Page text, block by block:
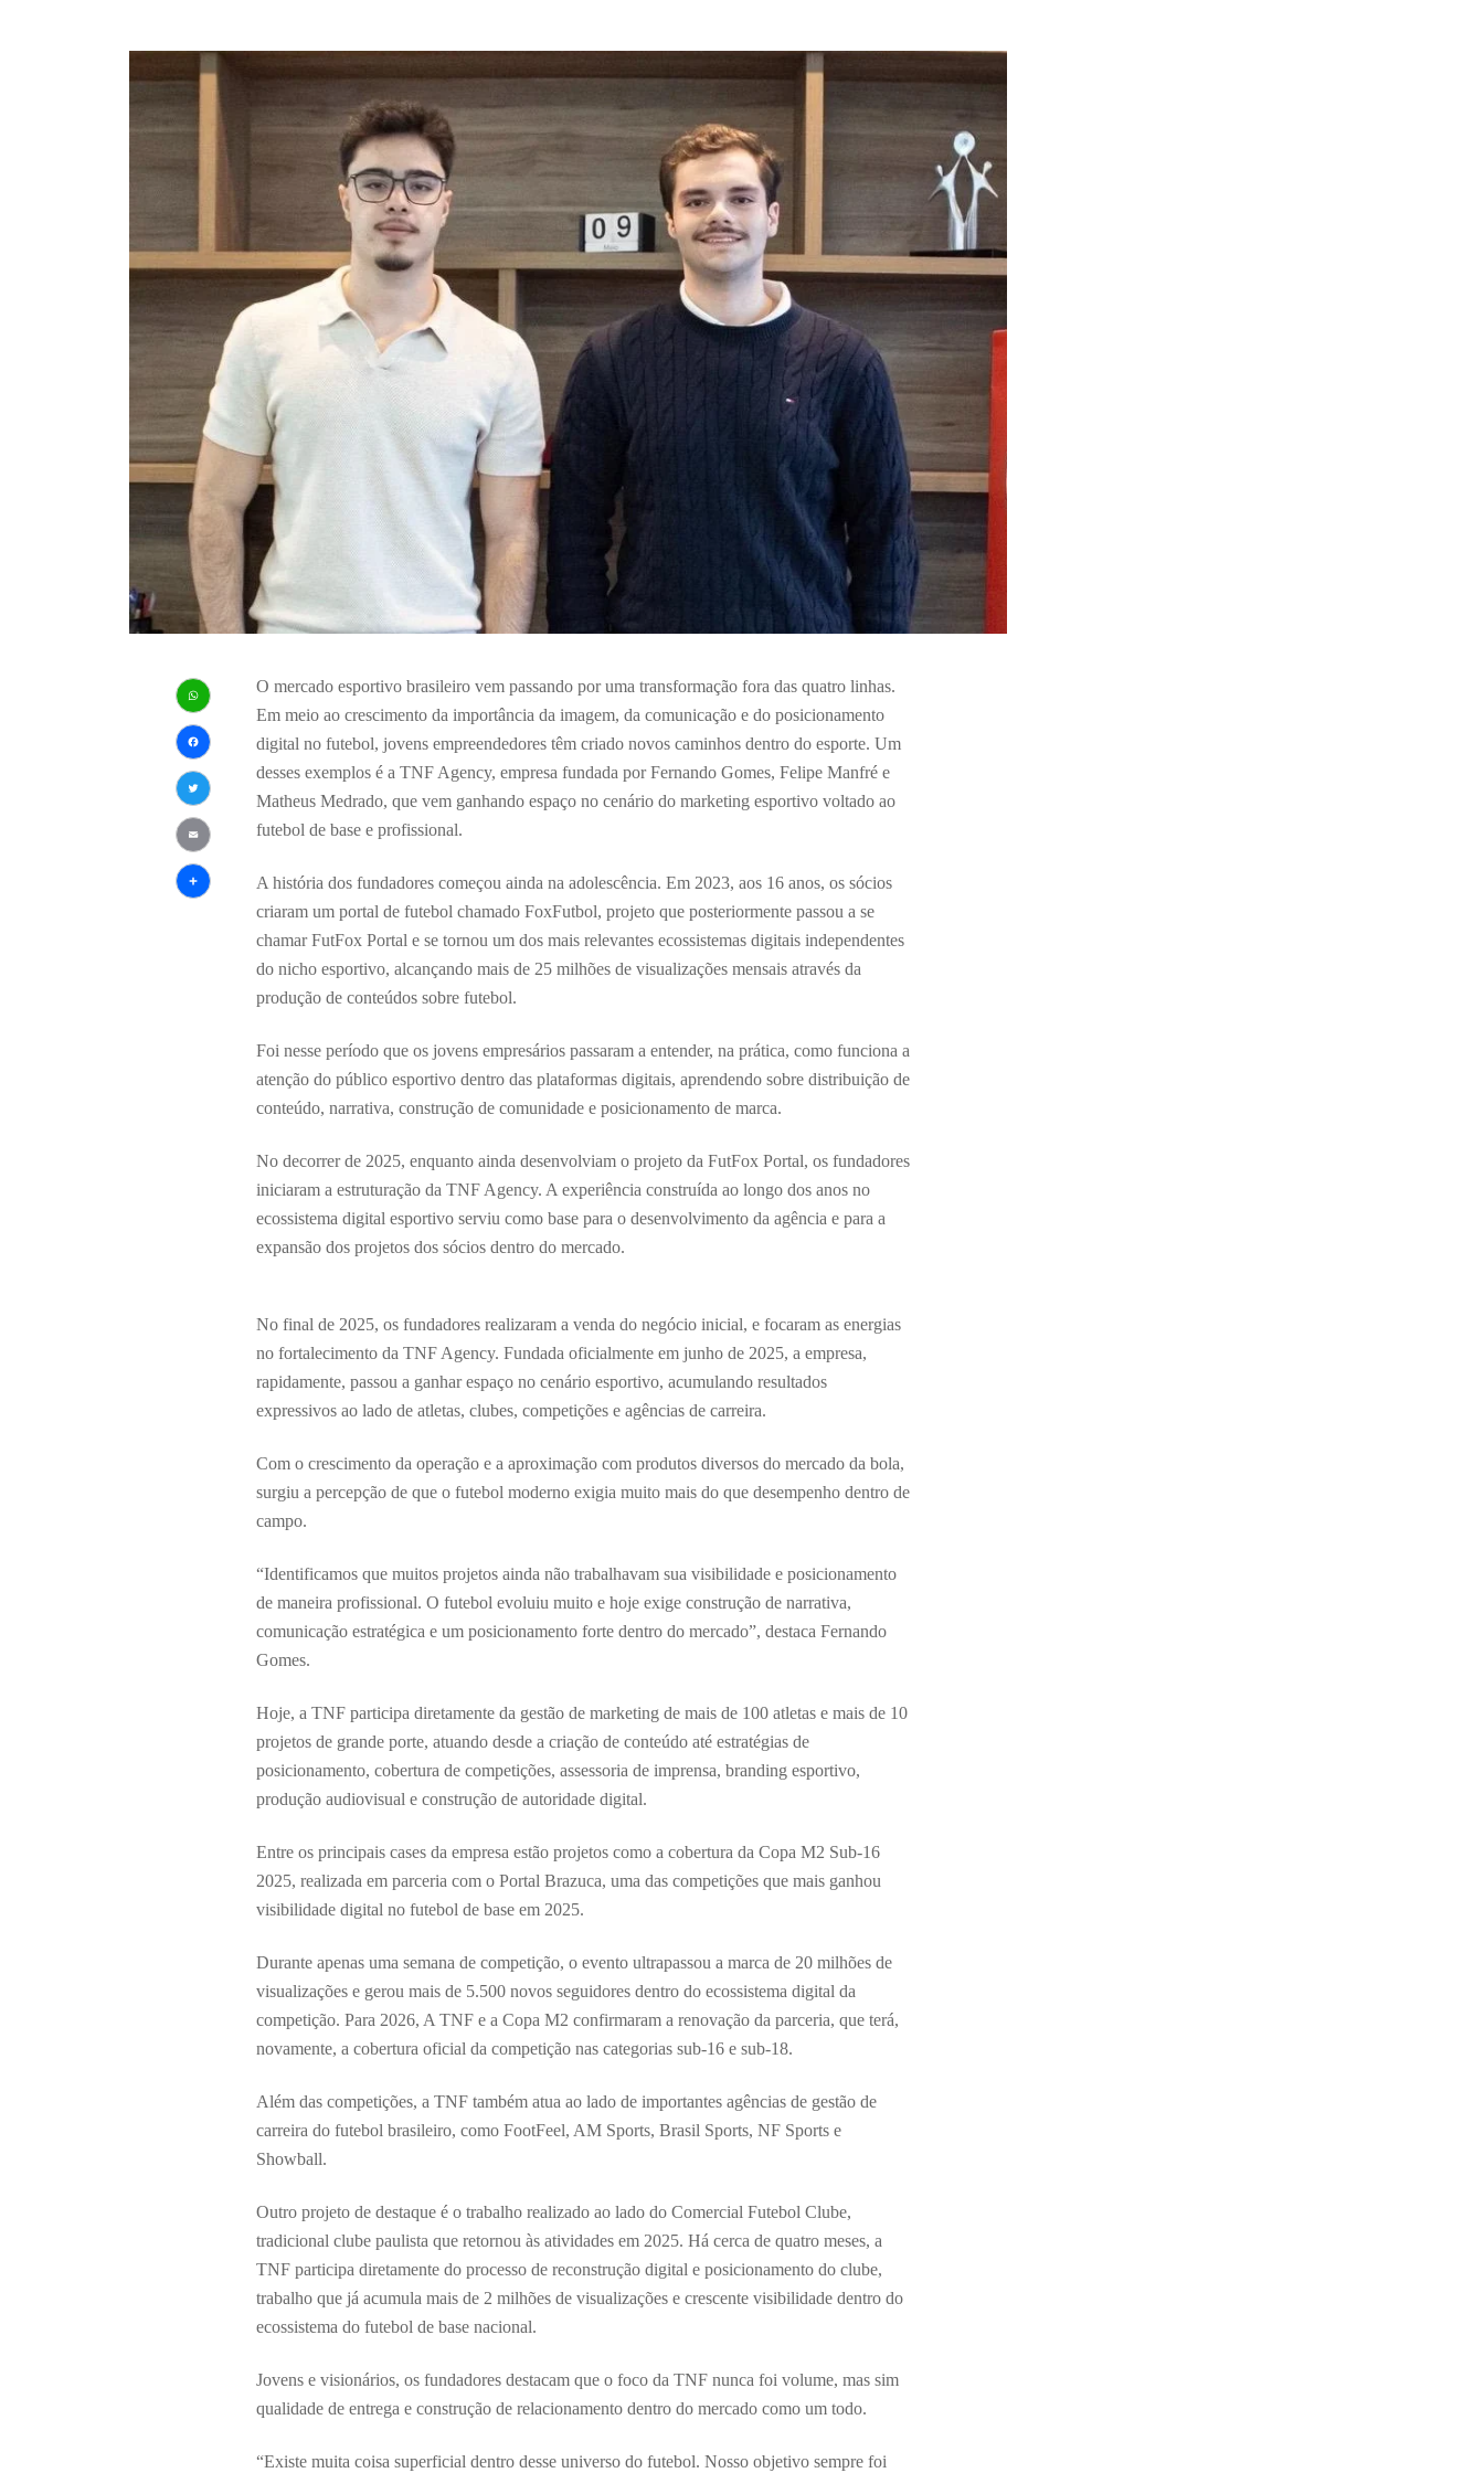
WhatsApp
Facebook
Twitter
Email
O mercado esportivo brasileiro vem passando por uma transformação fora das quatro linhas.
Em meio ao crescimento da importância da imagem, da comunicação e do posicionamento
digital no futebol, jovens empreendedores têm criado novos caminhos dentro do esporte. Um
desses exemplos é a TNF Agency, empresa fundada por Fernando Gomes, Felipe Manfré e
Matheus Medrado, que vem ganhando espaço no cenário do marketing esportivo voltado ao
futebol de base e profissional.
A história dos fundadores começou ainda na adolescência. Em 2023, aos 16 anos, os sócios
criaram um portal de futebol chamado FoxFutbol, projeto que posteriormente passou a se
chamar FutFox Portal e se tornou um dos mais relevantes ecossistemas digitais independentes
do nicho esportivo, alcançando mais de 25 milhões de visualizações mensais através da
produção de conteúdos sobre futebol.
Foi nesse período que os jovens empresários passaram a entender, na prática, como funciona a
atenção do público esportivo dentro das plataformas digitais, aprendendo sobre distribuição de
conteúdo, narrativa, construção de comunidade e posicionamento de marca.
No decorrer de 2025, enquanto ainda desenvolviam o projeto da FutFox Portal, os fundadores
iniciaram a estruturação da TNF Agency. A experiência construída ao longo dos anos no
ecossistema digital esportivo serviu como base para o desenvolvimento da agência e para a
expansão dos projetos dos sócios dentro do mercado.
No final de 2025, os fundadores realizaram a venda do negócio inicial, e focaram as energias
no fortalecimento da TNF Agency. Fundada oficialmente em junho de 2025, a empresa,
rapidamente, passou a ganhar espaço no cenário esportivo, acumulando resultados
expressivos ao lado de atletas, clubes, competições e agências de carreira.
Com o crescimento da operação e a aproximação com produtos diversos do mercado da bola,
surgiu a percepção de que o futebol moderno exigia muito mais do que desempenho dentro de
campo.
“Identificamos que muitos projetos ainda não trabalhavam sua visibilidade e posicionamento
de maneira profissional. O futebol evoluiu muito e hoje exige construção de narrativa,
comunicação estratégica e um posicionamento forte dentro do mercado”, destaca Fernando
Gomes.
Hoje, a TNF participa diretamente da gestão de marketing de mais de 100 atletas e mais de 10
projetos de grande porte, atuando desde a criação de conteúdo até estratégias de
posicionamento, cobertura de competições, assessoria de imprensa, branding esportivo,
produção audiovisual e construção de autoridade digital.
Entre os principais cases da empresa estão projetos como a cobertura da Copa M2 Sub-16
2025, realizada em parceria com o Portal Brazuca, uma das competições que mais ganhou
visibilidade digital no futebol de base em 2025.
Durante apenas uma semana de competição, o evento ultrapassou a marca de 20 milhões de
visualizações e gerou mais de 5.500 novos seguidores dentro do ecossistema digital da
competição. Para 2026, A TNF e a Copa M2 confirmaram a renovação da parceria, que terá,
novamente, a cobertura oficial da competição nas categorias sub-16 e sub-18.
Além das competições, a TNF também atua ao lado de importantes agências de gestão de
carreira do futebol brasileiro, como FootFeel, AM Sports, Brasil Sports, NF Sports e
Showball.
Outro projeto de destaque é o trabalho realizado ao lado do Comercial Futebol Clube,
tradicional clube paulista que retornou às atividades em 2025. Há cerca de quatro meses, a
TNF participa diretamente do processo de reconstrução digital e posicionamento do clube,
trabalho que já acumula mais de 2 milhões de visualizações e crescente visibilidade dentro do
ecossistema do futebol de base nacional.
Jovens e visionários, os fundadores destacam que o foco da TNF nunca foi volume, mas sim
qualidade de entrega e construção de relacionamento dentro do mercado como um todo.
“Existe muita coisa superficial dentro desse universo do futebol. Nosso objetivo sempre foi